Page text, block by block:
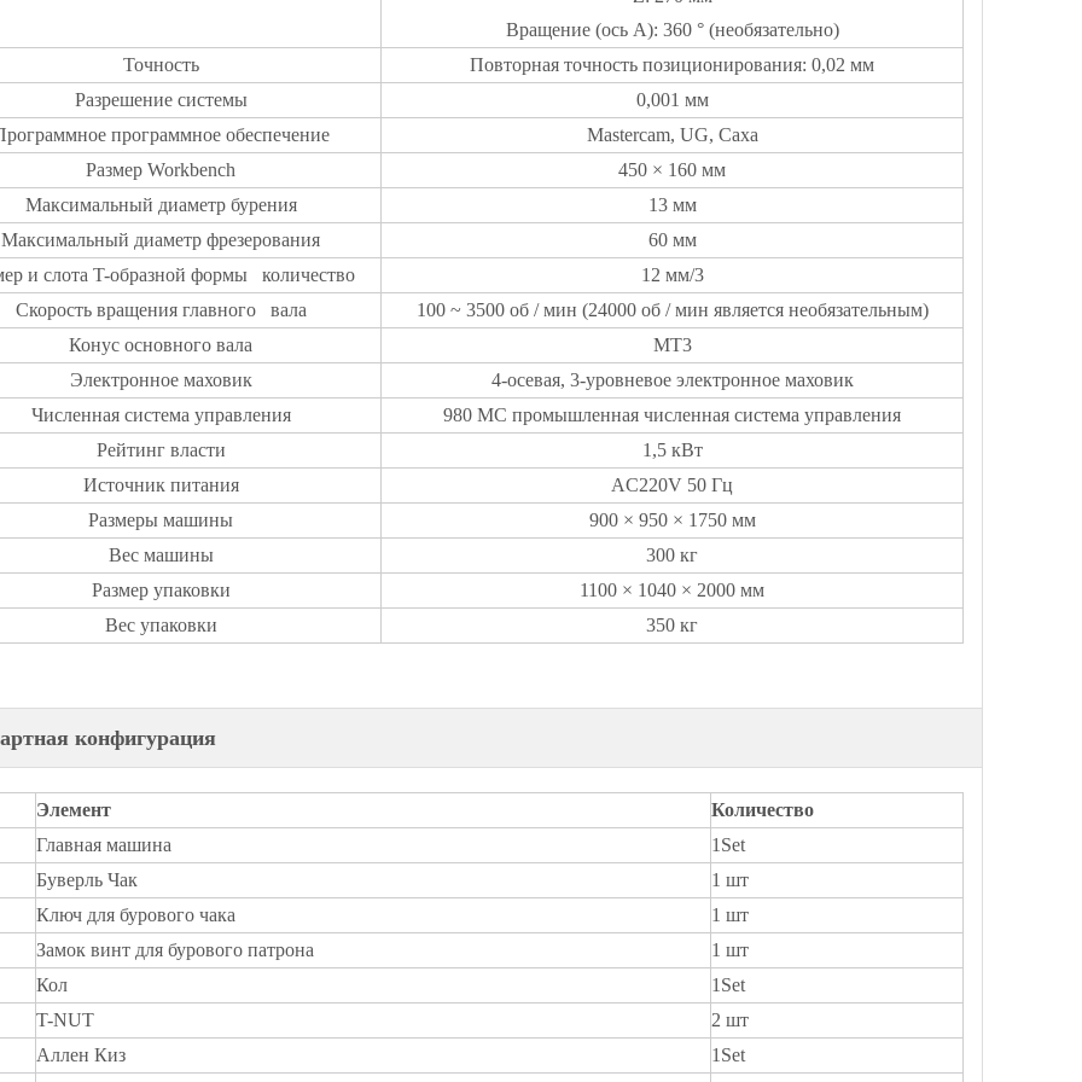
Вращение (ось A): 360 ° (необязательно)
Точность
Повторная точность позиционирования: 0,02 мм
Разрешение системы
0,001 мм
программное обеспечение
Mastercam, UG, Caxa
Размер Workbench
450 × 160 мм
Максимальный диаметр бурения
13 мм
Максимальный диаметр фрезерования
60 мм
и слота T-образной формы количество
12 мм/3
Скорость вращения главного вала
100 ~ 3500 об / мин (24000 об / мин является необязательным)
Конус основного вала
MT3
Электронное маховик
4-осевая, 3-уровневое электронное маховик
Численная система управления
980 МС промышленная численная система управления
Рейтинг власти
1,5 кВт
Источник питания
AC220V 50 Гц
Размеры машины
900 × 950 × 1750 мм
Вес машины
300 кг
Размер упаковки
1100 × 1040 × 2000 мм
Вес упаковки
350 кг
конфигурация
Элемент
Количество
Главная машина
1Set
Буверль Чак
1 шт
Ключ для бурового чака
1 шт
Замок винт для бурового патрона
1 шт
Кол
1Set
T-NUT
2 шт
Аллен Киз
1Set